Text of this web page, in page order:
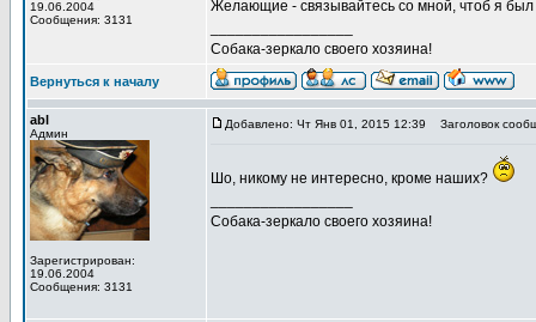
19.06.2004
Сообщения: 3131
Желающие - связывайтесь со мной, чтоб я был
Собака-зеркало своего хозяина!
Вернуться к началу
abl
Админ
Зарегистрирован:
19.06.2004
Сообщения: 3131
Добавлено: Чт Янв 01, 2015 12:39 Заголовок
Шо, никому не интересно, кроме наших?
Собака-зеркало своего хозяина!